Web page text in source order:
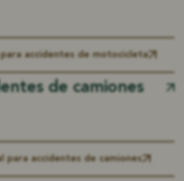
accidentes de motocicleta
de camiones
para accidentes de camiones